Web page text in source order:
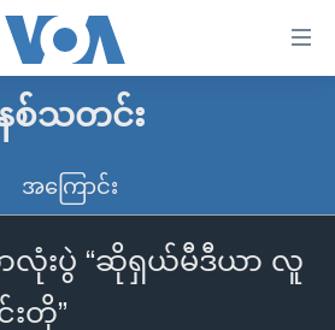
စ်သတင်း
အကြောင်း
းပွဲ “ဆိုရှယ်မီဒီယာ လူ
းတို”